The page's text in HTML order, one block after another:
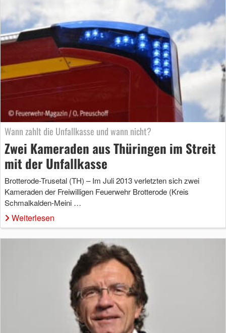
Wann zahlt die Unfallkasse und wann nicht?
Zwei Kameraden aus Thüringen im Streit
mit der Unfallkasse
Brotterode-Trusetal (TH) – Im Juli 2013 verletzten sich zwei
Kameraden der Freiwilligen Feuerwehr Brotterode (Kreis
Schmalkalden-Meini …
Weiterlesen